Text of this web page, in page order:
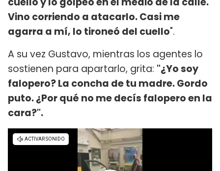
Vino corriendo a atacarlo. Casi me
agarra a mí, lo tironeó del cuello".
A su vez Gustavo, mientras los agentes lo
sostienen para apartarlo, grita: "¿Yo soy
falopero? La concha de tu madre. Gordo
puto. ¿Por qué no me decís falopero en la
cara?".